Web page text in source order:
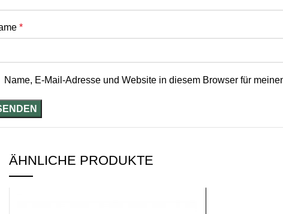
*
Name, E-Mail-Adresse und Website in diesem Browser für
ÄHNLICHE PRODUKTE